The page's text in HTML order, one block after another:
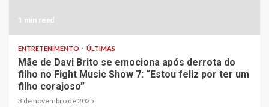
1 min read
ENTRETENIMENTO ÚLTIMAS
Mãe de Davi Brito se emociona após derrota do
filho no Fight Music Show 7: “Estou feliz por ter um
filho corajoso”
3 de novembro de 2025